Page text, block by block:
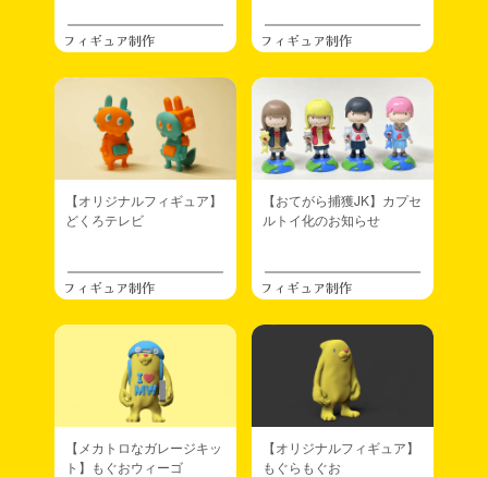
フィギュア制作 フィギュア制作
【オリジナルフィギュア】
どくろテレビ
フィギュア制作
【おてがら捕獲JK】カプセ
ルトイ化のお知らせ
フィギュア制作
【メカトロなガレージキッ
ト】もぐおウィーゴ
【オリジナルフィギュア】
もぐらもぐお